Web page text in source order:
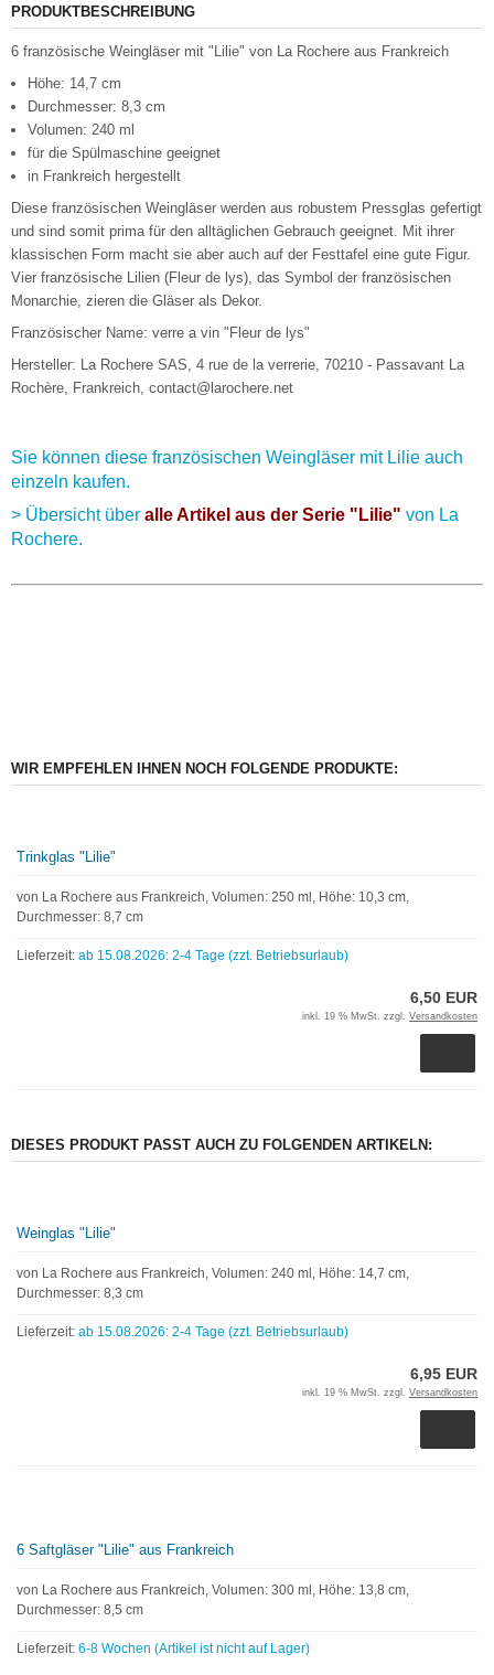
PRODUKTBESCHREIBUNG
6 französische Weingläser mit "Lilie" von La Rochere aus Frankreich
Höhe: 14,7 cm
Durchmesser: 8,3 cm
Volumen: 240 ml
für die Spülmaschine geeignet
in Frankreich hergestellt
Diese französischen Weingläser werden aus robustem Pressglas gefertigt
und sind somit prima für den alltäglichen Gebrauch geeignet. Mit ihrer
klassischen Form macht sie aber auch auf der Festtafel eine gute Figur.
Vier französische Lilien (Fleur de lys), das Symbol der französischen
Monarchie, zieren die Gläser als Dekor.
Französischer Name: verre a vin "Fleur de lys"
Hersteller: La Rochere SAS, 4 rue de la verrerie, 70210 - Passavant La
Rochère, Frankreich, contact@larochere.net
Sie können diese französischen Weingläser mit Lilie auch
einzeln kaufen.
> Übersicht über alle Artikel aus der Serie "Lilie" von La
Rochere.
WIR EMPFEHLEN IHNEN NOCH FOLGENDE PRODUKTE:
Trinkglas "Lilie"
von La Rochere aus Frankreich, Volumen: 250 ml, Höhe: 10,3 cm,
Durchmesser: 8,7 cm
Lieferzeit: ab 15.08.2026: 2-4 Tage (zzt. Betriebsurlaub)
6,50 EUR
inkl. 19 % MwSt. zzgl. Versandkosten
DIESES PRODUKT PASST AUCH ZU FOLGENDEN ARTIKELN:
Weinglas "Lilie"
von La Rochere aus Frankreich, Volumen: 240 ml, Höhe: 14,7 cm,
Durchmesser: 8,3 cm
Lieferzeit: ab 15.08.2026: 2-4 Tage (zzt. Betriebsurlaub)
6,95 EUR
inkl. 19 % MwSt. zzgl. Versandkosten
6 Saftgläser "Lilie" aus Frankreich
von La Rochere aus Frankreich, Volumen: 300 ml, Höhe: 13,8 cm,
Durchmesser: 8,5 cm
Lieferzeit: 6-8 Wochen (Artikel ist nicht auf Lager)